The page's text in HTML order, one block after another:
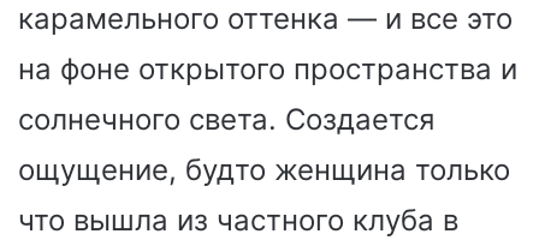
карамельного оттенка — и все это
на фоне открытого пространства и
солнечного света. Создается
ощущение, будто женщина только
что вышла из частного клуба в